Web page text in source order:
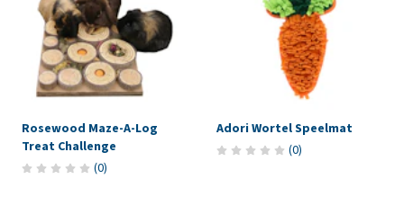
Rosewood Maze-A-Log
Treat Challenge
(0)
Adori Wortel Speelmat
(0)